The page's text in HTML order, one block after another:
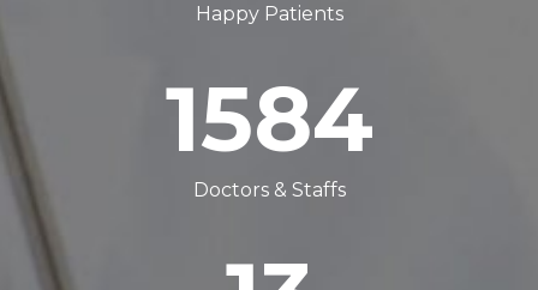
Happy Patients
1584
Doctors & Staffs